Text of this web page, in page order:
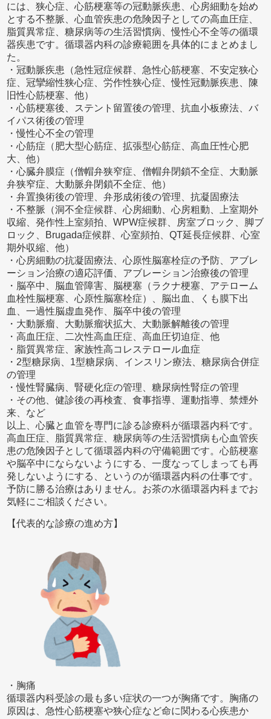
には、狭心症、心筋梗塞等の冠動脈疾患、心房細動を始め
とする不整脈、心血管疾患の危険因子としての高血圧症、
脂質異常症、糖尿病等の生活習慣病、慢性心不全等の循環
器疾患です。循環器内科の診療範囲を具体的にまとめまし
た。
・冠動脈疾患（急性冠症候群、急性心筋梗塞、不安定狭心
症、冠攣縮性狭心症、労作性狭心症、慢性冠動脈疾患、陳
旧性心筋梗塞、他）
・心筋梗塞後、ステント留置後の管理、抗血小板療法、バ
イパス術後の管理
・慢性心不全の管理
・心筋症（肥大型心筋症、拡張型心筋症、高血圧性心肥
大、他）
・心臓弁膜症（僧帽弁狭窄症、僧帽弁閉鎖不全症、大動脈
弁狭窄症、大動脈弁閉鎖不全症、他）
・弁置換術後の管理、弁形成術後の管理、抗凝固療法
・不整脈（洞不全症候群、心房細動、心房粗動、上室期外
収縮、発作性上室頻拍、WPW症候群、房室ブロック、脚ブ
ロック、Brugada症候群、心室頻拍、QT延長症候群、心室
期外収縮、他）
・心房細動の抗凝固療法、心原性脳塞栓症の予防、アブレ
ーション治療の適応評価、アブレーション治療後の管理
・脳卒中、脳血管障害、脳梗塞（ラクナ梗塞、アテローム
血栓性脳梗塞、心原性脳塞栓症）、脳出血、くも膜下出
血、一過性脳虚血発作、脳卒中後の管理
・大動脈瘤、大動脈瘤状拡大、大動脈解離後の管理
・高血圧症、二次性高血圧症、高血圧切迫症、他
・脂質異常症、家族性高コレステロール血症
・2型糖尿病、1型糖尿病、インスリン療法、糖尿病合併症
の管理
・慢性腎臓病、腎硬化症の管理、糖尿病性腎症の管理
・その他、健診後の再検査、食事指導、運動指導、禁煙外
来、など
以上、心臓と血管を専門に診る診療科が循環器内科です。
高血圧症、脂質異常症、糖尿病等の生活習慣病も心血管疾
患の危険因子として循環器内科の守備範囲です。心筋梗塞
や脳卒中にならないようにする、一度なってしまっても再
発しないようにする、というのが循環器内科の仕事です。
予防に勝る治療はありません。お茶の水循環器内科までお
気軽にご相談ください。
【代表的な診療の進め方】
・胸痛
循環器内科受診の最も多い症状の一つが胸痛です。胸痛の
原因は、急性心筋梗塞や狭心症など命に関わる心疾患か